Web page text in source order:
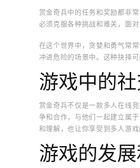
赏金奇兵中的任务和奖励都非
必须克服各种挑战和难关，面
在这个世界中，贪婪和勇气常
冲进危险的场景中。这种抉择
游戏中的
赏金奇兵不仅是一款多人在线
争和合作，与他们一起建立属
和理解，也让你享受到多人游戏
游戏的发